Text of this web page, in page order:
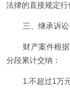
法律的直接规定行
三、继承诉
财产案件根
分段累计交纳：
1.不超过1万